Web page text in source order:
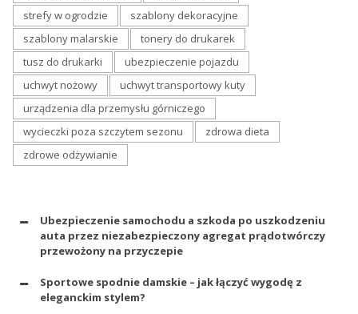
strefy w ogrodzie
szablony dekoracyjne
szablony malarskie
tonery do drukarek
tusz do drukarki
ubezpieczenie pojazdu
uchwyt nożowy
uchwyt transportowy kuty
urządzenia dla przemysłu górniczego
wycieczki poza szczytem sezonu
zdrowa dieta
zdrowe odżywianie
Ubezpieczenie samochodu a szkoda po uszkodzeniu
auta przez niezabezpieczony agregat prądotwórczy
przewożony na przyczepie
Sportowe spodnie damskie – jak łączyć wygodę z
eleganckim stylem?